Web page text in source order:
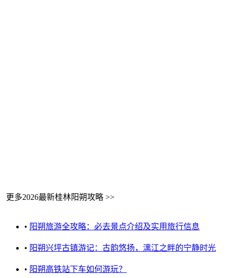
更多2026最新桂林阳朔攻略 >>
• 阳朔旅游全攻略：必去景点介绍及实用旅行信息
• 阳朔兴坪古镇游记：古韵悠扬，漓江之畔的宁静时光
• 阳朔高铁站下车如何游玩？